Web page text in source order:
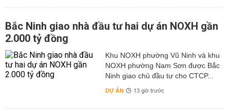
Bắc Ninh giao nhà đầu tư hai dự án NOXH gần
2.000 tỷ đồng
Khu NOXH phường Vũ Ninh và khu
NOXH phường Nam Sơn được Bắc
Ninh giao chủ đầu tư cho CTCP...
DỰ ÁN 13 giờ trước